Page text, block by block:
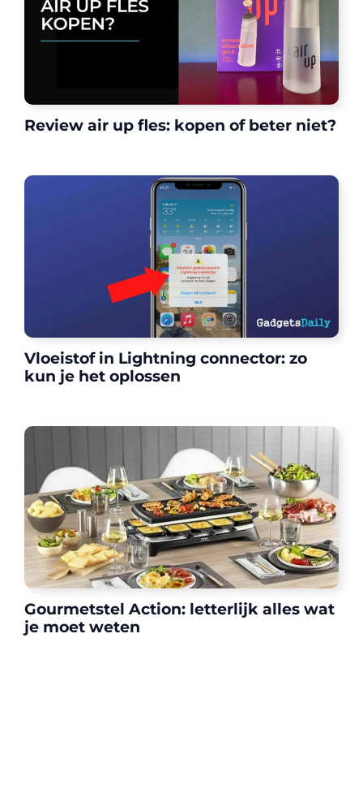
Review air up fles: kopen of beter niet?
Vloeistof in Lightning connector: zo
kun je het oplossen
Gourmetstel Action: letterlijk alles wat
je moet weten